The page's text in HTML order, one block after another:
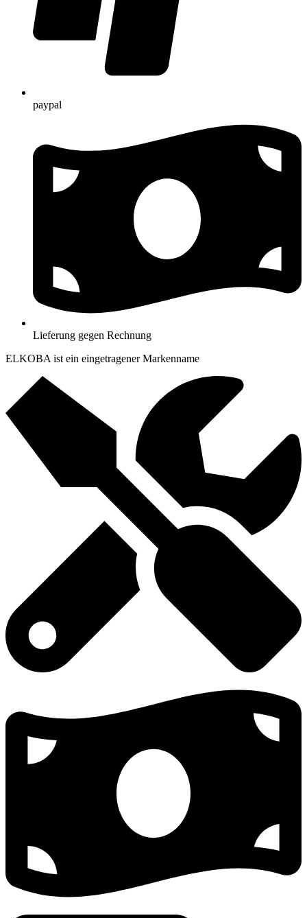
paypal
Lieferung gegen Rechnung
ELKOBA ist ein eingetragener Markenname